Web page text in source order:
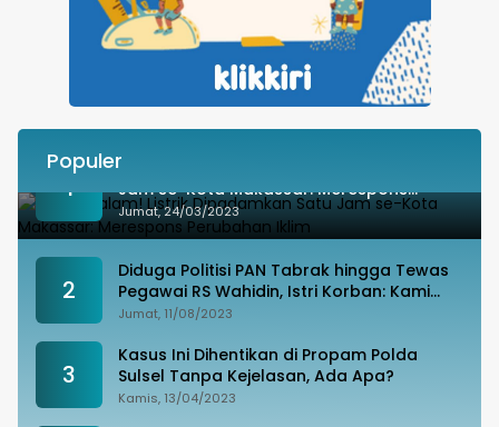
Populer
1
Besok Malam! Listrik Dipadamkan Satu
Jam se-Kota Makassar: Merespons
Perubahan Iklim
Jumat, 24/03/2023
2
Diduga Politisi PAN Tabrak hingga Tewas
Pegawai RS Wahidin, Istri Korban: Kami
Tak Terima
Jumat, 11/08/2023
3
Kasus Ini Dihentikan di Propam Polda
Sulsel Tanpa Kejelasan, Ada Apa?
Kamis, 13/04/2023